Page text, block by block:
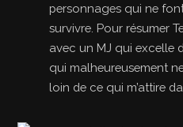
personnages qui ne
survivre. Pour résumer
avec un MJ qui excelle
qui malheureusement
loin de ce qui m’attire